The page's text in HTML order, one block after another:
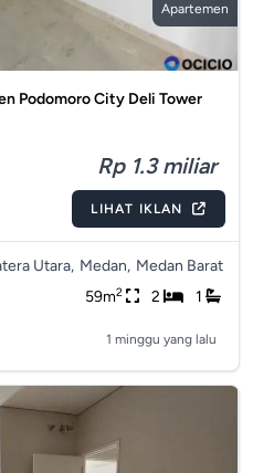
Apartemen
Podomoro City Deli Tower
Rp 1.3 miliar
LIHAT IKLAN
Utara, Medan, Medan Barat
59m2 2 1
1 minggu yang lalu